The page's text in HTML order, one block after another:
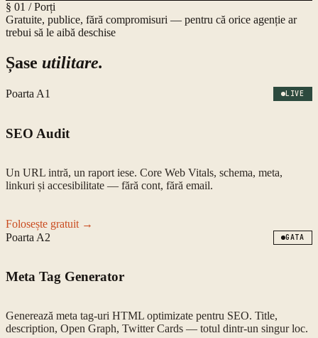
§ 01 / Porți
Gratuite, publice, fără compromisuri — pentru că orice agenție ar
trebui să le aibă deschise
Șase utilitare.
Poarta A1 LIVE
SEO Audit
Un URL intră, un raport iese. Core Web Vitals, schema, meta,
linkuri și accesibilitate — fără cont, fără email.
Folosește gratuit →
Poarta A2 GATA
Meta Tag Generator
Generează meta tag-uri HTML optimizate pentru SEO. Title,
description, Open Graph, Twitter Cards — totul dintr-un singur loc.